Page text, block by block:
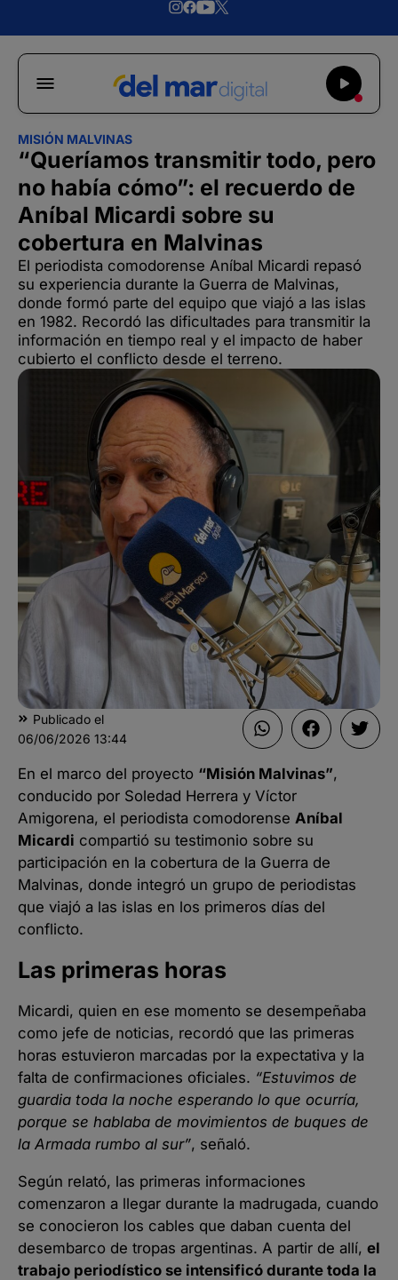
MISIÓN MALVINAS
“Queríamos transmitir todo, pero
no había cómo”: el recuerdo de
Aníbal Micardi sobre su
cobertura en Malvinas
El periodista comodorense Aníbal Micardi repasó
su experiencia durante la Guerra de Malvinas,
donde formó parte del equipo que viajó a las islas
en 1982. Recordó las dificultades para transmitir la
información en tiempo real y el impacto de haber
cubierto el conflicto desde el terreno.
Publicado el
06/06/2026 13:44
En el marco del proyecto “Misión Malvinas”,
conducido por Soledad Herrera y Víctor
Amigorena, el periodista comodorense Aníbal
Micardi compartió su testimonio sobre su
participación en la cobertura de la Guerra de
Malvinas, donde integró un grupo de periodistas
que viajó a las islas en los primeros días del
conflicto.
Las primeras horas
Micardi, quien en ese momento se desempeñaba
como jefe de noticias, recordó que las primeras
horas estuvieron marcadas por la expectativa y la
falta de confirmaciones oficiales. “Estuvimos de
guardia toda la noche esperando lo que ocurría,
porque se hablaba de movimientos de buques de
la Armada rumbo al sur”, señaló.
Según relató, las primeras informaciones
comenzaron a llegar durante la madrugada, cuando
se conocieron los cables que daban cuenta del
desembarco de tropas argentinas. A partir de allí, el
trabajo periodístico se intensificó durante toda la